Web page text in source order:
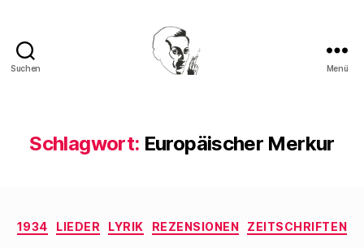
Suchen Menü
Schlagwort: Europäischer Merkur
Kategorien
1934 LIEDER LYRIK REZENSIONEN ZEITSCHRIFTEN